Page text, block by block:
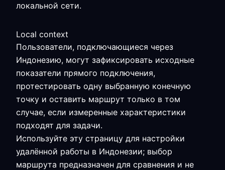
локальной сети.
Local context
Пользователи, подключающиеся через
Индонезию, могут зафиксировать исходные
показатели прямого подключения,
протестировать одну выбранную конечную
точку и оставить маршрут только в том
случае, если измеренные характеристики
подходят для задачи.
Используйте эту страницу для настройки
удалённой работы в Индонезии; выбор
маршрута предназначен для сравнения и не